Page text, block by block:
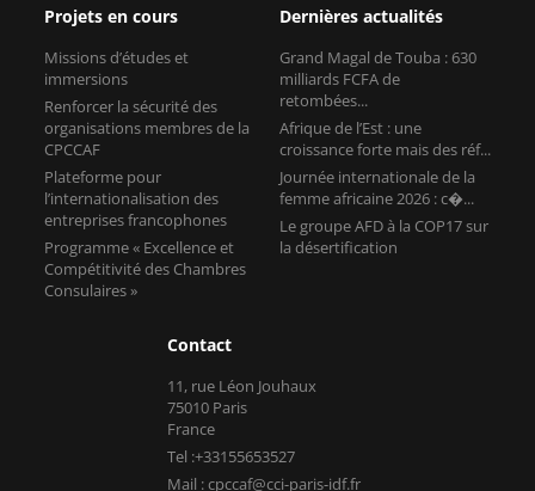
Projets en cours
Missions d’études et
immersions
Renforcer la sécurité des
organisations membres de la
CPCCAF
Plateforme pour
l’internationalisation des
entreprises francophones
Programme « Excellence et
Compétitivité des Chambres
Consulaires »
Dernières actualités
Grand Magal de Touba : 630
milliards FCFA de
retombées...
Afrique de l’Est : une
croissance forte mais des réf...
Journée internationale de la
femme africaine 2026 : c�...
Le groupe AFD à la COP17 sur
la désertification
Contact
11, rue Léon Jouhaux
75010 Paris
France
Tel :+33155653527
Mail : cpccaf@cci-paris-idf.fr